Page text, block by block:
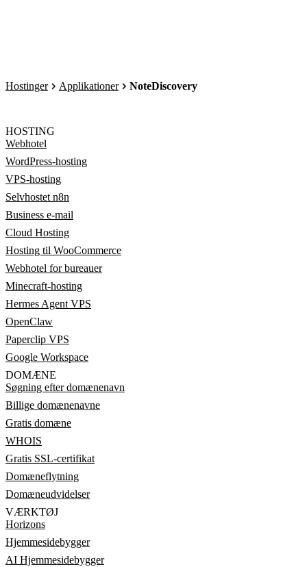
Hostinger Applikationer NoteDiscovery
HOSTING
Webhotel
WordPress-hosting
VPS-hosting
Selvhostet n8n
Business e-mail
Cloud Hosting
Hosting til WooCommerce
Webhotel for bureauer
Minecraft-hosting
Hermes Agent VPS
OpenClaw
Paperclip VPS
Google Workspace
DOMÆNE
Søgning efter domænenavn
Billige domænenavne
Gratis domæne
WHOIS
Gratis SSL-certifikat
Domæneflytning
Domæneudvidelser
VÆRKTØJ
Horizons
Hjemmesidebygger
AI Hjemmesidebygger